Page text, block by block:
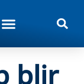
blir